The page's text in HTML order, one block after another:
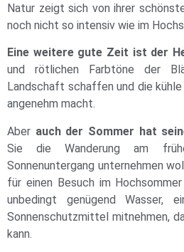
Natur zeigt sich von ihrer
noch nicht so intensiv wie im
Eine weitere gute Zeit ist der
und rötlichen Farbtöne der
Landschaft schaffen und die
angenehm macht.
Aber auch der Sommer hat
Sie die Wanderung am
Sonnenuntergang unternehmen
für einen Besuch im
unbedingt genügend Wasser,
Sonnenschutzmittel mitnehmen,
kann.